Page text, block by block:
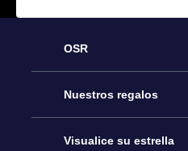
OSR
Atención
Contáctanos
Nuestros regalos
Regalo Estrella Online
Visualice su estrella